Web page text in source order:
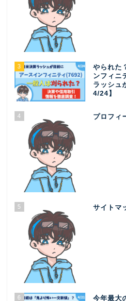
3
やられた
ンフィニ
ラッシュ
4/24】
4 プロフィ
5 サイトマ
6 今年最大